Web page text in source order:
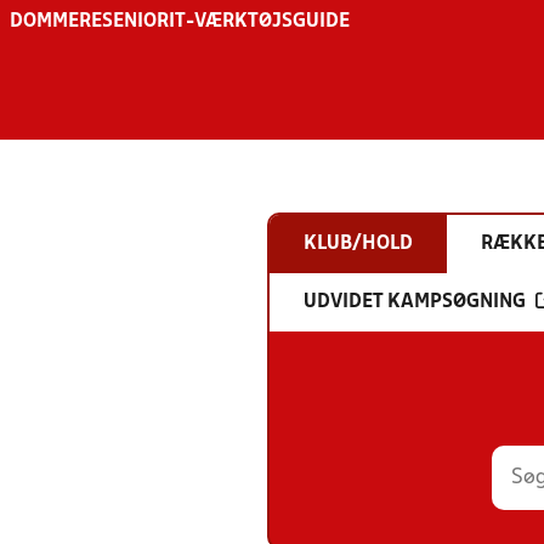
DOMMERESENIOR IT-VÆRKTØJSGUIDE
KLUB/HOLD
UDVIDET KAMPSØGNING